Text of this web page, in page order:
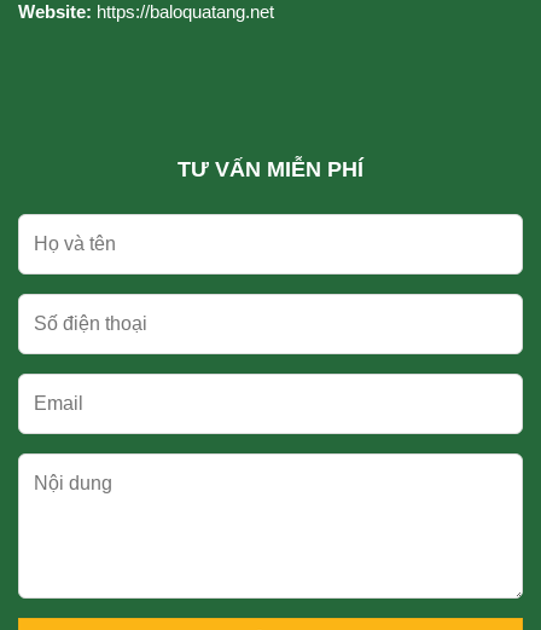
Website: https://baloquatang.net
TƯ VẤN MIỄN PHÍ